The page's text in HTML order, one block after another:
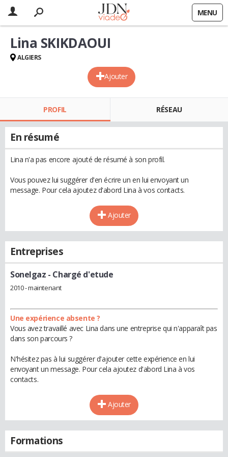
MENU
Ajouter
Lina SKIKDAOUI
ALGIERS
PROFIL RÉSEAU
En résumé
Lina n'a pas encore ajouté de résumé à son profil.
Vous pouvez lui suggérer d'en écrire un en lui envoyant un
message. Pour cela ajoutez d'abord Lina à vos contacts.
Ajouter
Entreprises
Sonelgaz - Chargé d'etude
2010 - maintenant
Une expérience absente ?
Vous avez travaillé avec Lina dans une entreprise qui n'apparaît pas
dans son parcours ?
N'hésitez pas à lui suggérer d'ajouter cette expérience en lui
envoyant un message. Pour cela ajoutez d'abord Lina à vos
contacts.
Ajouter
Formations